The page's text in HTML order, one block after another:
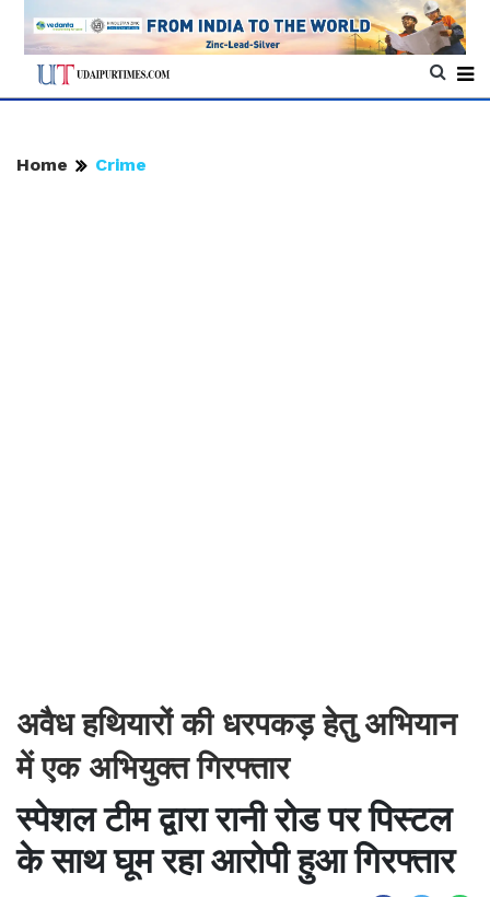
Home Crime
अवैध हथियारों की धरपकड़ हेतु अभियान
में एक अभियुक्त गिरफ्तार
स्पेशल टीम द्वारा रानी रोड पर पिस्टल
के साथ घूम रहा आरोपी हुआ गिरफ्तार